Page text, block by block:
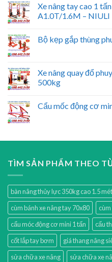
Xe nâng tay cao 1
A1.0T/1.6M – NIULI
Bộ kẹp gắp thùng
Xe nâng quay đổ
500kg
Cẩu mốc động cơ
TÌM SẢN PHẨM THEO
bàn nâng thủy lực 350kg cao 1.5
cùm bánh xe nâng tay 70x80
cùm
cẩu móc động cơ mini 1 tấn
cẩu
cốt lắp tay bơm
giá thang nâng
sửa chữa xe nâng
sửa chữa xe